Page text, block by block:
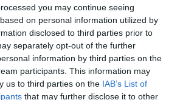
you may continue seeing
on personal information utilized by
disclosed to third parties prior to
separately opt-out of the further
information by third parties on the
participants. This information may
us to third parties on the IAB’s List of
that may further disclose it to other
ugyanakkor hangsúlyozzák,
a monarchia fokozatos
.Mivel az uralkodópár nem lakja
a Buckingham-palotaaz
időszakokban nyílhat meg a